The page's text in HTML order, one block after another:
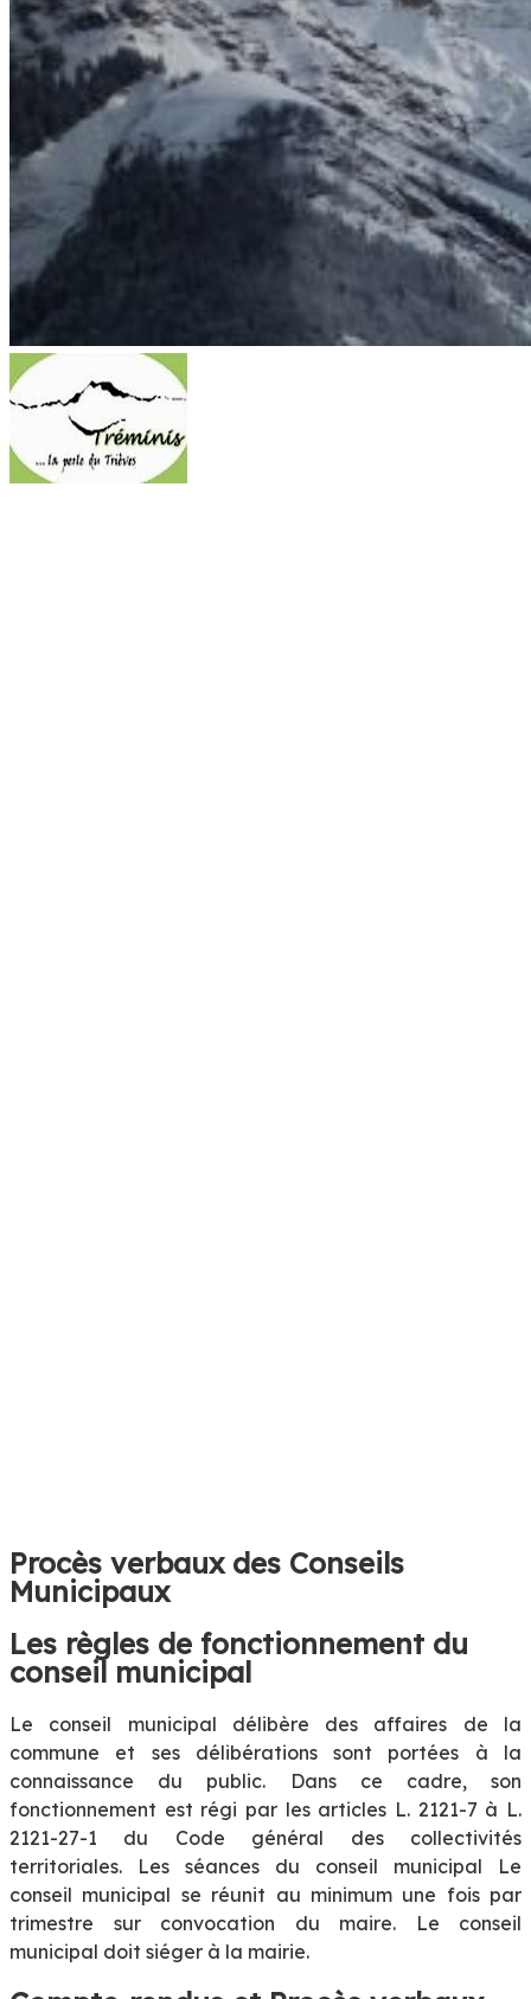
Procès verbaux des Conseils
Municipaux
Les règles de fonctionnement du
conseil municipal
Le conseil municipal délibère des affaires de la
commune et ses délibérations sont portées à la
connaissance du public. Dans ce cadre, son
fonctionnement est régi par les articles L. 2121-7 à L.
2121-27-1 du Code général des collectivités
territoriales. Les séances du conseil municipal Le
conseil municipal se réunit au minimum une fois par
trimestre sur convocation du maire. Le conseil
municipal doit siéger à la mairie.